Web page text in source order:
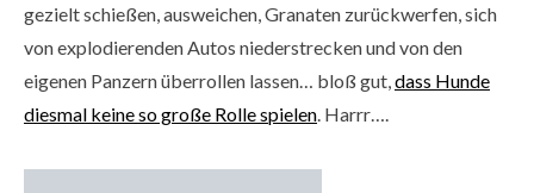
gezielt schießen, ausweichen, Granaten zurückwerfen, sich
von explodierenden Autos niederstrecken und von den
eigenen Panzern überrollen lassen… bloß gut,dass Hunde
diesmal keine so große Rolle spielen. Harrr….